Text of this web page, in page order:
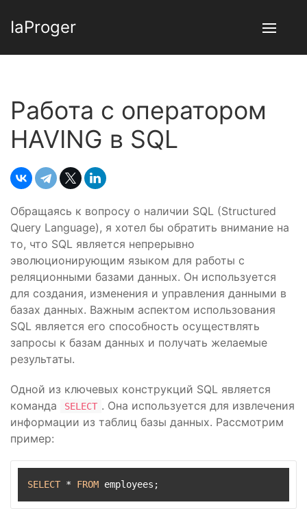
IaProger
Работа с оператором
HAVING в SQL
Обращаясь к вопросу о наличии SQL (Structured
Query Language), я хотел бы обратить внимание на
то, что SQL является непрерывно
эволюционирующим языком для работы с
реляционными базами данных. Он используется
для создания, изменения и управления данными в
базах данных. Важным аспектом использования
SQL является его способность осуществлять
запросы к базам данных и получать желаемые
результаты.
Одной из ключевых конструкций SQL является
команда
SELECT . Она используется для извлечения
информации из таблиц базы данных. Рассмотрим
пример:
SELECT * FROM employees;